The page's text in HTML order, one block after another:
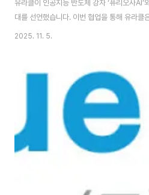
유라클이 인공지능 반도체 강자 ‘퓨리오사AI’
대를 선언했습니다. 이번 협업을 통해 유라클
중심 소프트웨어 기업’으로의 도약을 본격화
확인하기 👆 유라클, 퓨리오사AI와 전략적
도체 기업 ‘퓨리오사AI’와의 전략적 업무협
다. 이번 협약은 유라클이 개발한 AI 코딩 플
퓨리오사의 NPU(신경망처리장치) 칩셋을
유라..
2025. 11. 5.